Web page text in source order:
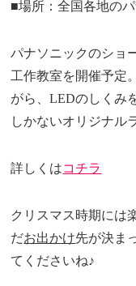
■場所：全国各地の
パナソニックのショ
工作教室を開催予定
がら、LEDのしくみ
しかないオリジナル
詳しくはコチラ
クリスマス時期には
だお出かけ先が決ま
てくださいね♪